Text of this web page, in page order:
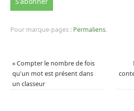
Pour marque-pages : Permaliens.
«Compter le nombre de fois
qu'un mot est présent dans
un classeur